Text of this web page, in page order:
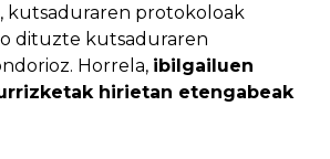
kutsaduraren protokoloak
dituzte kutsaduraren
Horrela, ibilgailuen
hirietan etengabeak